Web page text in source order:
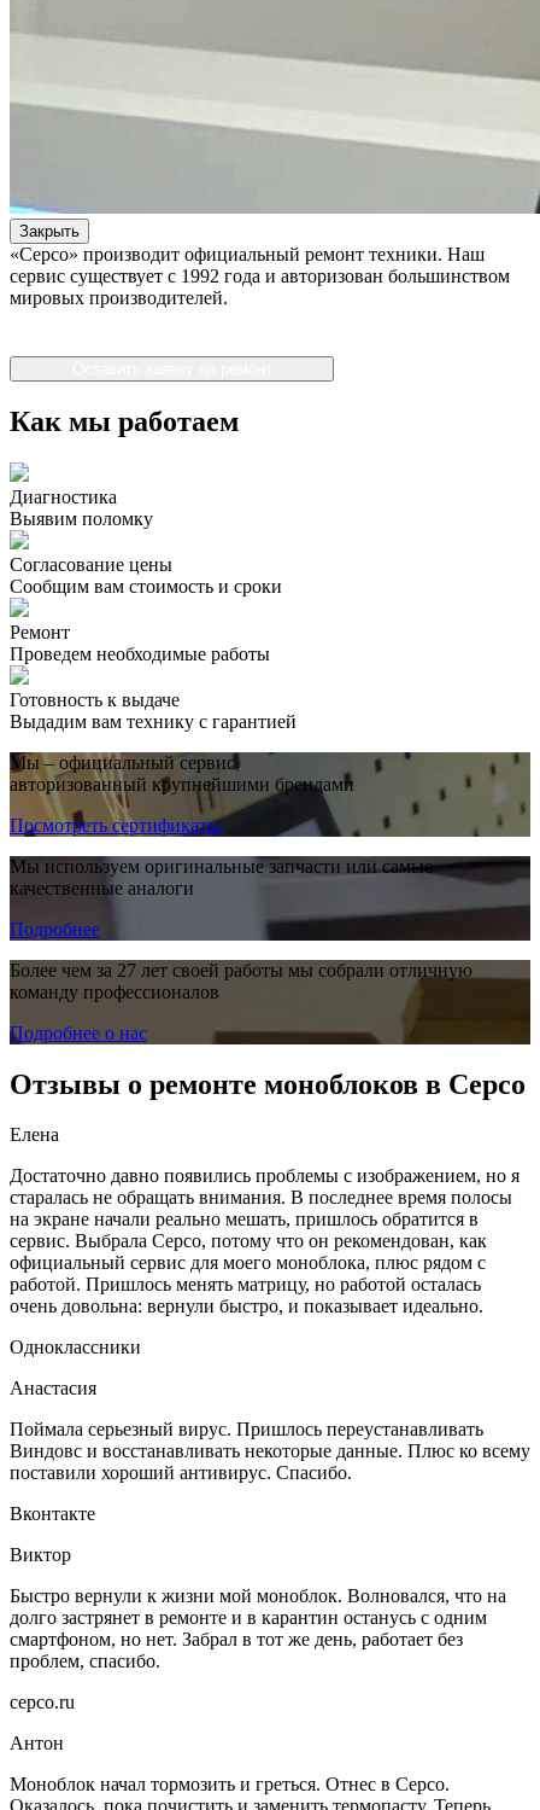
Закрыть
«Серсо» производит официальный ремонт техники. Наш
сервис существует с 1992 года и авторизован большинством
мировых производителей.
Как мы работаем
Диагностика
Выявим поломку
Согласование цены
Сообщим вам стоимость и сроки
Ремонт
Проведем необходимые работы
Готовность к выдаче
Выдадим вам технику с гарантией
Мы – официальный сервис,
авторизованный крупнейшими брендами
Посмотреть сертификаты
Мы используем оригинальные запчасти или самые
качественные аналоги
Подробнее
Более чем за 27 лет своей работы мы собрали отличную
команду профессионалов
Подробнее о нас
Отзывы о ремонте моноблоков в Серсо
Елена
Достаточно давно появились проблемы с изображением, но я
старалась не обращать внимания. В последнее время полосы
на экране начали реально мешать, пришлось обратится в
сервис. Выбрала Серсо, потому что он рекомендован, как
официальный сервис для моего моноблока, плюс рядом с
работой. Пришлось менять матрицу, но работой осталась
очень довольна: вернули быстро, и показывает идеально.
Одноклассники
Анастасия
Поймала серьезный вирус. Пришлось переустанавливать
Виндовс и восстанавливать некоторые данные. Плюс ко всему
поставили хороший антивирус. Спасибо.
Вконтакте
Виктор
Быстро вернули к жизни мой моноблок. Волновался, что на
долго застрянет в ремонте и в карантин останусь с одним
смартфоном, но нет. Забрал в тот же день, работает без
проблем, спасибо.
серсо.ru
Антон
Моноблок начал тормозить и греться. Отнес в Серсо.